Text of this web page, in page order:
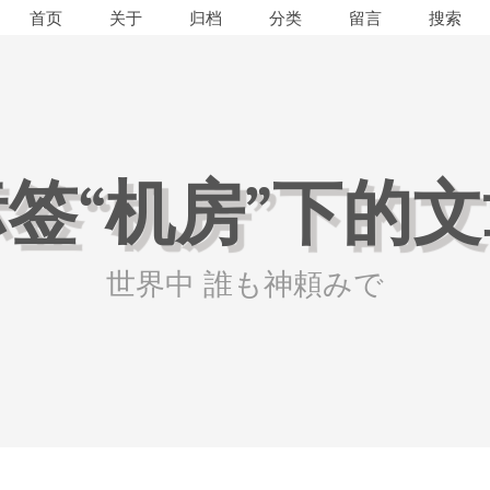
首页 关于 归档 分类 留言
“机房”下的
世界中 誰も神頼みで